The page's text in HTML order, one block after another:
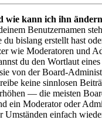
wie kann ich ihn
Benutzernamen
bislang erstellt hast
wie Moderatoren und
du den Wortlaut
von der Board-
keine sinnlosen
— die meisten
ein Moderator oder
Umständen einfach